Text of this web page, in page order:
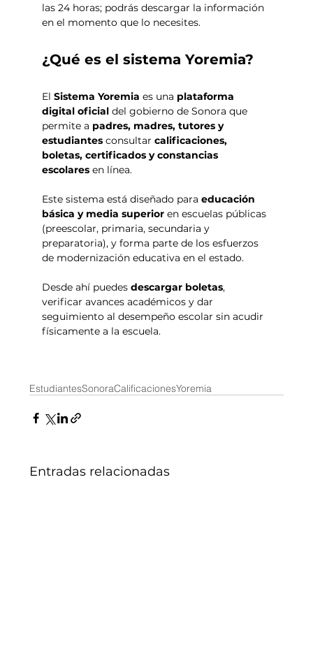
las 24 horas; podrás descargar la información
en el momento que lo necesites.
¿Qué es el sistema Yoremia?
El Sistema Yoremia es una plataforma
digital oficial del gobierno de Sonora que
permite a padres, madres, tutores y
estudiantes consultar calificaciones,
boletas, certificados y constancias
escolares en línea.
Este sistema está diseñado para educación
básica y media superior en escuelas públicas
(preescolar, primaria, secundaria y
preparatoria), y forma parte de los esfuerzos
de modernización educativa en el estado.
Desde ahí puedes descargar boletas,
verificar avances académicos y dar
seguimiento al desempeño escolar sin acudir
físicamente a la escuela.
EstudiantesSonoraCalificacionesYoremia
Entradas relacionadas